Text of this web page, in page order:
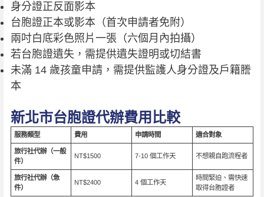
身分證正反面影本
台胞證正本或影本（首次申請者免附）
兩吋白底彩色照片一張（六個月內拍攝）
若台胞證遺失，需提供遺失證明或切結書
未滿 14 歲孩童申請，需提供監護人身分證及戶籍謄
本
新北市台胞證代辦費用比較
服務類型 費用 申請時間 適合對象
旅行社代辦（一般
件）
NT$1500 7-10 個工作天 不想親自跑流程者
旅行社代辦（急
件）
NT$2400 4 個工作天
時間緊迫、需快速
取得台胞證者